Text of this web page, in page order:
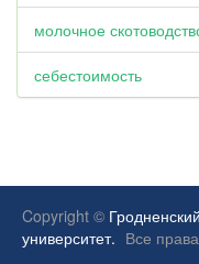
молочное
себестоимость
Copyright ©
университет. Все